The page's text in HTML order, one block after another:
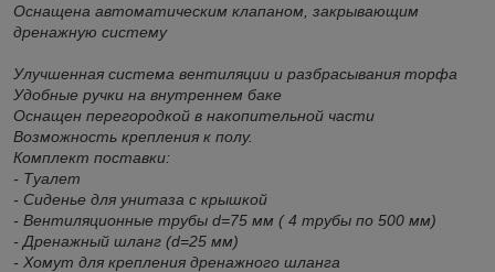
Оснащена автоматическим клапаном, закрывающим
дренажную систему
Улучшенная система вентиляции и разбрасывания торфа
Удобные ручки на внутреннем баке
Оснащен перегородкой в накопительной части
Возможность крепления к полу.
Комплект поставки:
- Туалет
- Сиденье для унитаза с крышкой
- Вентиляционные трубы d=75 мм ( 4 трубы по 500 мм)
- Дренажный шланг (d=25 мм)
- Хомут для крепления дренажного шланга